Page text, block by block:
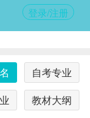
登录/注册
自考专业
教材大纲